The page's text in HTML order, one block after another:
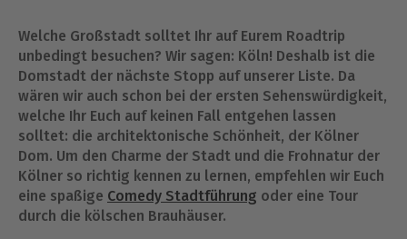
Welche Großstadt solltet Ihr auf Eurem Roadtrip
unbedingt besuchen? Wir sagen: Köln! Deshalb ist die
Domstadt der nächste Stopp auf unserer Liste. Da
wären wir auch schon bei der ersten Sehenswürdigkeit,
welche Ihr Euch auf keinen Fall entgehen lassen
solltet: die architektonische Schönheit, der Kölner
Dom. Um den Charme der Stadt und die Frohnatur der
Kölner so richtig kennen zu lernen, empfehlen wir Euch
eine spaßige Comedy Stadtführung oder eine Tour
durch die kölschen Brauhäuser.